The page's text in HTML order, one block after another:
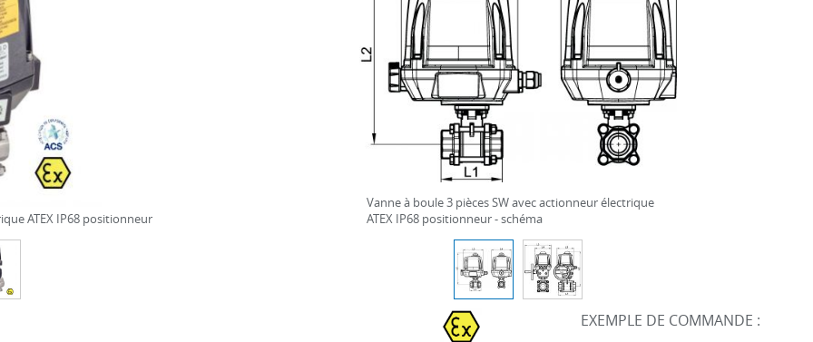
ATEX IP68 positionneur
Vanne à boule 3 pièces SW avec actionneur électrique
ATEX IP68 positionneur - schéma
EXEMPLE DE COMMANDE :